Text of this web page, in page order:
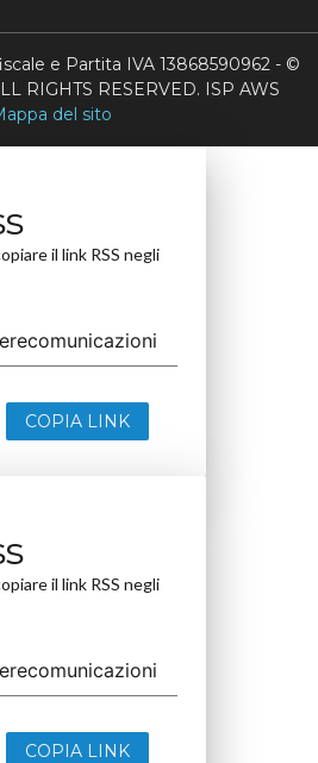
e Partita IVA 13868590962 - ©
RIGHTS RESERVED. ISP AWS
del sito
il link RSS negli
COPIA LINK
il link RSS negli
COPIA LINK